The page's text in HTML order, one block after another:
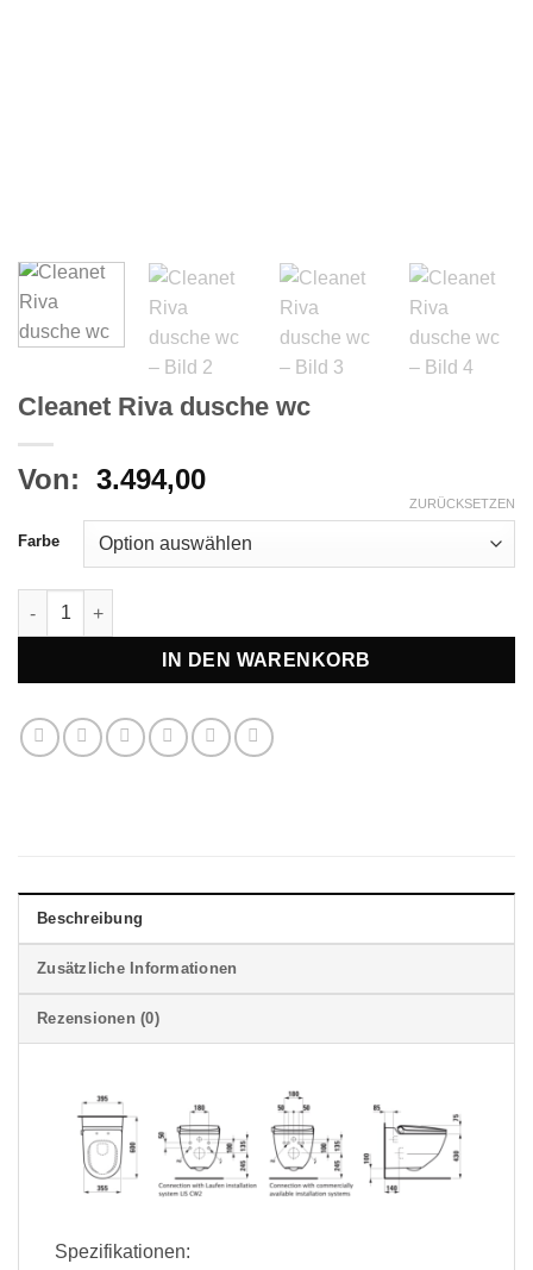
Cleanet Riva dusche wc
Von: 3.494,00
Farbe
ZURÜCKSETZEN
Cleanet Riva dusche wc Menge
IN DEN WARENKORB
Beschreibung
Zusätzliche Informationen
Rezensionen (0)
Spezifikationen: